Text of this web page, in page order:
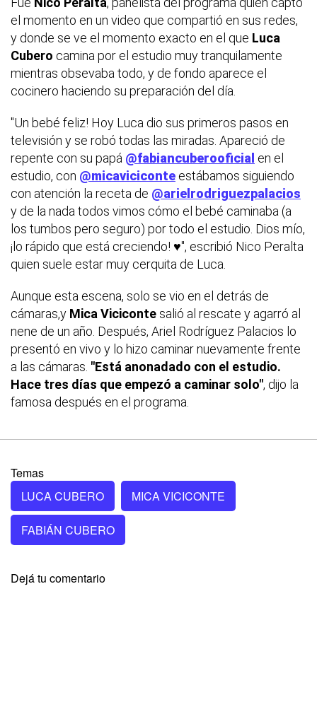
el momento en un video que compartió en sus redes,
y donde se ve el momento exacto en el que Luca
Cubero camina por el estudio muy tranquilamente
mientras obsevaba todo, y de fondo aparece el
cocinero haciendo su preparación del día.
"Un bebé feliz! Hoy Luca dio sus primeros pasos en
televisión y se robó todas las miradas. Apareció de
repente con su papá @fabiancuberooficial en el
estudio, con @micaviciconte estábamos siguiendo
con atención la receta de @arielrodriguezpalacios
y de la nada todos vimos cómo el bebé caminaba (a
los tumbos pero seguro) por todo el estudio. Dios mío,
¡lo rápido que está creciendo! ♥", escribió Nico Peralta
quien suele estar muy cerquita de Luca.
Aunque esta escena, solo se vio en el detrás de
cámaras,y Mica Viciconte salió al rescate y agarró al
nene de un año. Después, Ariel Rodríguez Palacios lo
presentó en vivo y lo hizo caminar nuevamente frente
a las cámaras. "Está anonadado con el estudio.
Hace tres días que empezó a caminar solo", dijo la
famosa después en el programa.
Temas
LUCA CUBERO
MICA VICICONTE
FABIÁN CUBERO
Dejá tu comentario